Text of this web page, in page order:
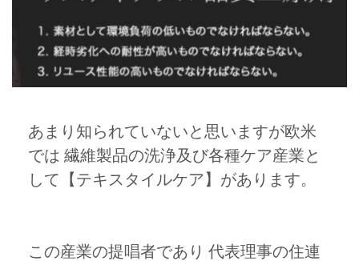
あまり知られていないと思いますが欧米
では 繊維製品の洗浄及び各種ケア産業と
して【テキスタイルケア】があります。
この産業の提唱者であり 代表理事の住連